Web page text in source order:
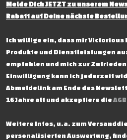
Melde Dich JETZT zu unserem
Rabatt auf Deine nächste
Ich willige ein, dass mir Victorious
Produkte und Dienstleistungen
empfehlen und mich zur
Einwilligung kann ich jederzeit
Abmeldelink am Ende des
16 Jahre alt und akzeptiere die AGB
Weitere Infos, u.a. zum
personalisierten Auswertung,